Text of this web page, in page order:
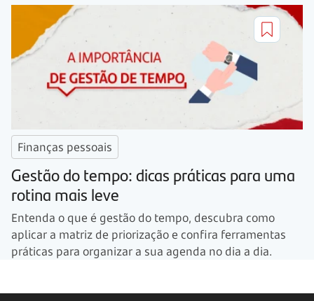
Finanças pessoais
Gestão do tempo: dicas práticas para uma
rotina mais leve
Entenda o que é gestão do tempo, descubra como
aplicar a matriz de priorização e confira ferramentas
práticas para organizar a sua agenda no dia a dia.